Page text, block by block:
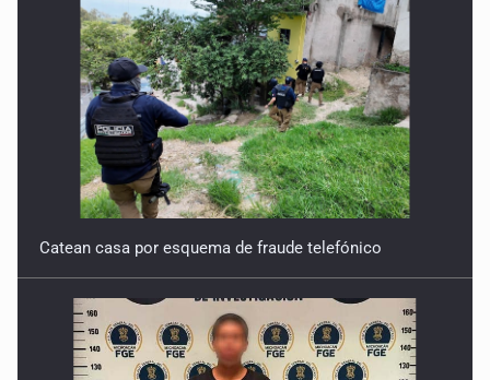
Catean casa por esquema de fraude telefónico